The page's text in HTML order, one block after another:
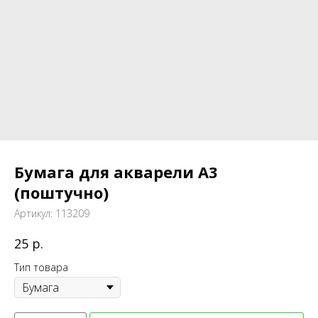
Бумага для акварели А3
(поштучно)
Артикул: 113209
25 р.
Тип товара